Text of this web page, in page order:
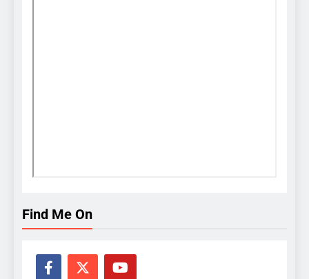
Find Me On